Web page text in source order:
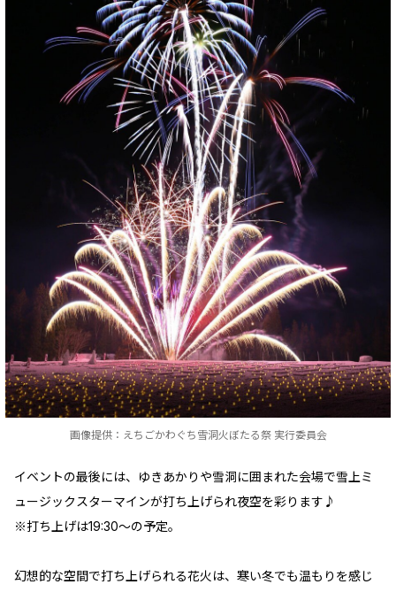
画像提供：えちごかわぐち雪洞火ぼたる祭 実行委員会
イベントの最後には、ゆきあかりや雪洞に囲まれた会場で雪上ミ
ュージックスターマインが打ち上げられ夜空を彩ります♪
※打ち上げは19:30～の予定。
幻想的な空間で打ち上げられる花火は、寒い冬でも温もりを感じ